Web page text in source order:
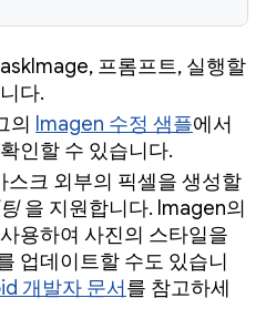
프롬프트, 실행할
다.
의 Imagen 수정 샘플에서
인할 수 있습니다.
크 외부의 픽셀을 생성할
을 지원합니다. Imagen의
용하여 사진의 스타일을
업데이트할 수도 있습니
개발자 문서를 참고하세